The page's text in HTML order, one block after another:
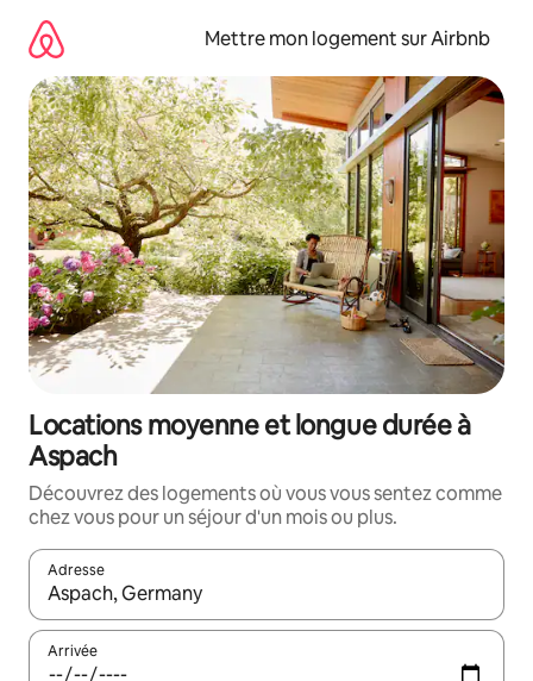
directement
contenu
Mettre mon logement sur Airbnb
Locations moyenne et longue durée à
Aspach
Découvrez des logements où vous vous sentez comme
chez vous pour un séjour d'un mois ou plus.
Adresse
Lorsque les résultats s'affichent, utilisez les flèches vers le
Arrivée